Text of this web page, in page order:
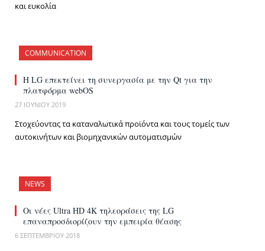
και ευκολία
COMMUNICATION
Η LG επεκτείνει τη συνεργασία με την Qt για την
πλατφόρμα webOS
27 ΙΟΥΝΊΟΥ 2019
Στοχεύοντας τα καταναλωτικά προϊόντα και τους τομείς των
αυτοκινήτων και βιομηχανικών αυτοματισμών
NEWS
Οι νέες Ultra HD 4Κ τηλεοράσεις της LG
επαναπροσδιορίζουν την εμπειρία θέασης
6 ΣΕΠΤΕΜΒΡΊΟΥ 2018